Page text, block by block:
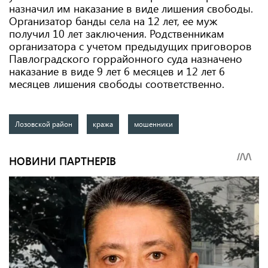
назначил им наказание в виде лишения свободы.
Организатор банды села на 12 лет, ее муж
получил 10 лет заключения. Родственникам
организатора с учетом предыдущих приговоров
Павлоградского горрайонного суда назначено
наказание в виде 9 лет 6 месяцев и 12 лет 6
месяцев лишения свободы соответственно.
Лозовской район кража мошенники